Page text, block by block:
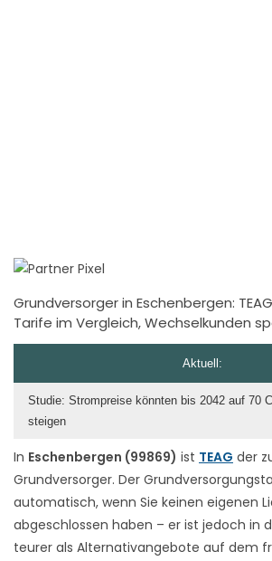
Grundversorger in Eschenbergen: TEAG
Tarife im Vergleich, Wechselkunden
In Eschenbergen (99869) ist TEAG der
Grundversorger. Der
automatisch, wenn Sie keinen eigenen
abgeschlossen haben – er ist jedoch in
teurer als Alternativangebote auf dem
Aktuell:
Studie: Strompreise könnten bis 2042 auf 70
steigen